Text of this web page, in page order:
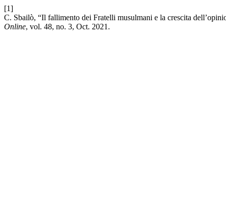
[1]
C. Sbailò, “Il fallimento dei Fratelli musulmani e la crescita
Online, vol. 48, no. 3, Oct. 2021.